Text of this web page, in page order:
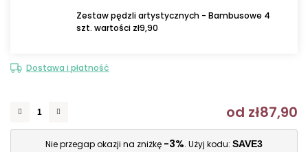
Zestaw pędzli artystycznych - Bambusowe 4
szt. wartości zł9,90
Dostawa i płatność
od zł87,90
Nie przegap okazji na zniżkę -3%. Użyj kodu: SAVE3